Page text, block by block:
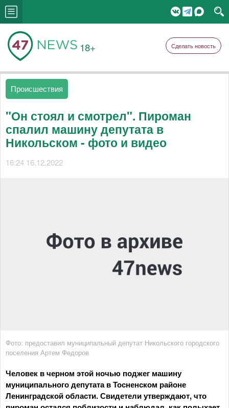
18+ Сделать новость
Происшествия
"Он стоял и смотрел". Пироман
спалил машину депутата в
Никольском - фото и видео
16:24 16.12.2022
Фото: предоставил муниципальный депутат Никольского городского
поселения Артем Федоров
Человек в черном этой ночью поджег машину
муниципального депутата в Тосненском районе
Ленинградской области. Свидетели утверждают, что